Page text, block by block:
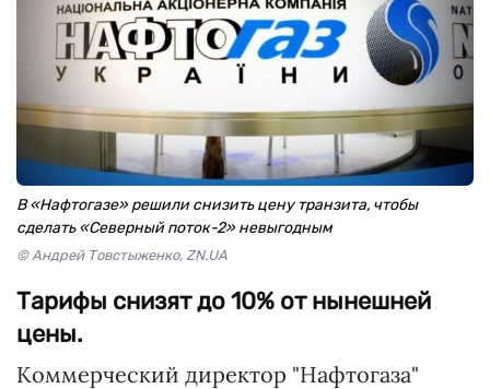
В «Нафтогазе» решили снизить цену транзита, чтобы
сделать «Северный поток-2» невыгодным
© Андрей Товстыженко, ZN.UA
Тарифы снизят до 10% от нынешней
цены.
Коммерческий директор "Нафтогаза"